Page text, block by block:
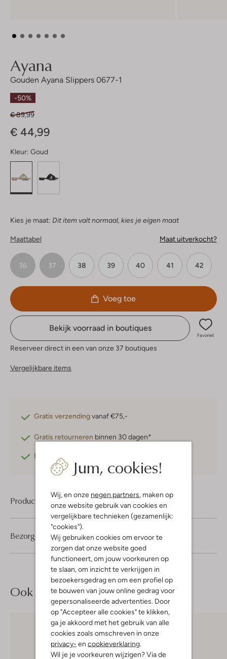
Jum, cookies!
Wij, en onze negen partners , maken op
onze website gebruik van cookies en
vergelijkbare technieken (gezamenlijk:
"cookies").
Wij gebruiken cookies om ervoor te
zorgen dat onze website goed
functioneert, om jouw voorkeuren op
te slaan, om inzicht te verkrijgen in
bezoekersgedrag en om een profiel op
te bouwen van jouw online gedrag voor
gepersonaliseerde advertenties. Door
op "Accepteer alle cookies" te klikken,
ga je akkoord met het gebruik van alle
cookies zoals omschreven in onze
privacy- en cookieverklaring
Wil je je voorkeuren wijzigen? Via de
Ayana
Gouden Ayana Slippers 0677-1
-50%
€ 89,99
€ 44,99
Kleur: Goud
Kies je maat: Dit item valt normaal, kies je eigen maat
Maattabel Maat uitverkocht?
36 37 38 39 40 41 42
Voeg toe
Bekijk voorraad in boutiques
Favoriet
Reserveer direct in een van onze 37 boutiques
Vergelijkbare items
Gratis verzendingvanaf €75,-
Gratis retourneren binnen 30 dagen*
Betaal achteraf
Product informatie
Bezorgen & retourneren
Ook iets voor jou?